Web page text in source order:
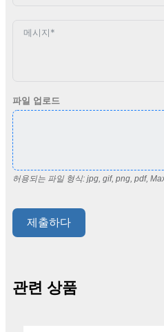
파일 업로드
허용되는 파일 형식: jpg, gif, png, pdf,
제출하다
관련 상품